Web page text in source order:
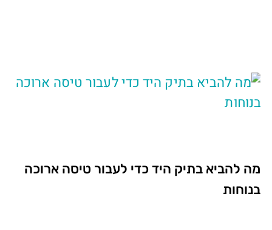
מה להביא בתיק היד כדי לעבור טיסה ארוכה
בנוחות